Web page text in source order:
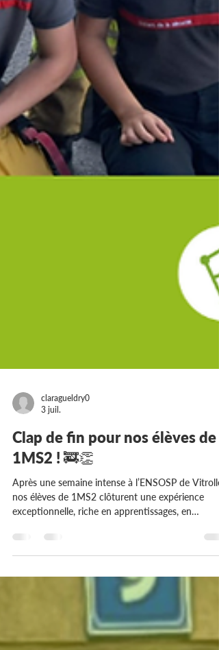
3 juil.
Clap de fin pour nos élèves de
1MS2 ! 🚒👏
Après une semaine intense à l’ENSOSP de
exceptionnelle, riche en apprentissages, en
développer leurs compétences techniques,
renforcer leur esprit d’équipe et découvrir les
exigences du métier à travers des scénarios variés
et particulièrement formateurs. Une semaine
marquée par l’engagement, la solidarité et la